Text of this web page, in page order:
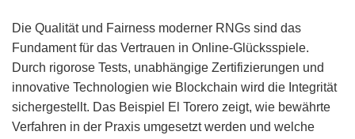
Die Qualität und Fairness moderner RNGs sind das
Fundament für das Vertrauen in Online-Glücksspiele.
Durch rigorose Tests, unabhängige Zertifizierungen und
innovative Technologien wie Blockchain wird die Integrität
sichergestellt. Das Beispiel El Torero zeigt, wie bewährte
Verfahren in der Praxis umgesetzt werden und welche